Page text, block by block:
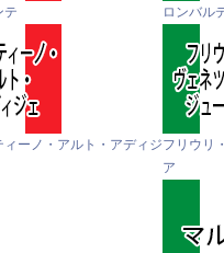
テ ロンバル
ィーノ・アルト・アディジフリウリ
ア